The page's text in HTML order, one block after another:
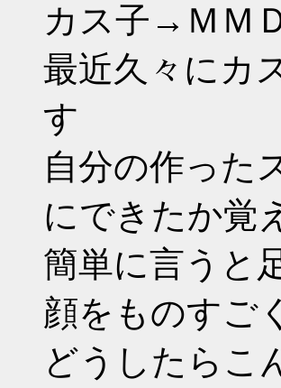
カス子→ＭＭ
最近久々にカ
す
自分の作った
にできたか覚
簡単に言うと
顔をものすご
どうしたらこ